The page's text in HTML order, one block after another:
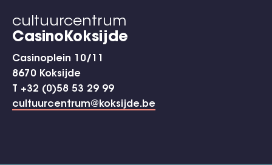
cultuurcentrum
CasinoKoksijde
Casinoplein 10/11
8670 Koksijde
T +32 (0)58 53 29 99
cultuurcentrum@koksijde.be